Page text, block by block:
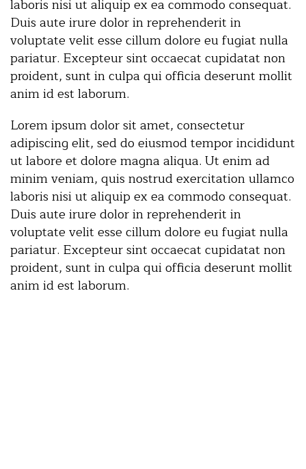
laboris nisi ut aliquip ex ea commodo consequat.
Duis aute irure dolor in reprehenderit in
voluptate velit esse cillum dolore eu fugiat nulla
pariatur. Excepteur sint occaecat cupidatat non
proident, sunt in culpa qui officia deserunt mollit
anim id est laborum.
Lorem ipsum dolor sit amet, consectetur
adipiscing elit, sed do eiusmod tempor incididunt
ut labore et dolore magna aliqua. Ut enim ad
minim veniam, quis nostrud exercitation ullamco
laboris nisi ut aliquip ex ea commodo consequat.
Duis aute irure dolor in reprehenderit in
voluptate velit esse cillum dolore eu fugiat nulla
pariatur. Excepteur sint occaecat cupidatat non
proident, sunt in culpa qui officia deserunt mollit
anim id est laborum.